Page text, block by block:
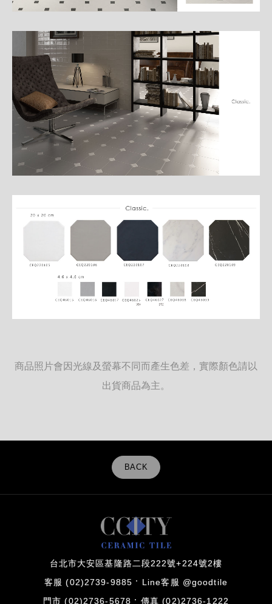
商品照片會因光線及螢幕不同而產生色差，實際顏色請以
出貨商品為主。
BACK
台北市大安區基隆路二段222號+224號2樓
客服 (02)2739-9885 Line客服 @goodtile
門市 (02)2736-5678 傳真 (02)2736-1222